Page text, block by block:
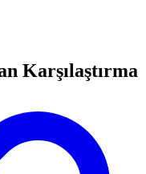
Karşılaştırma